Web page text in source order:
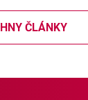
ČLÁNKY